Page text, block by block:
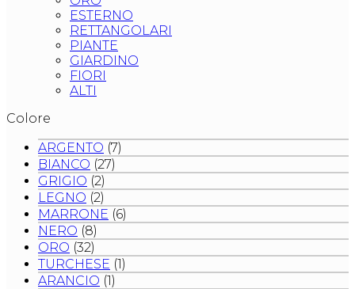
ESTERNO
RETTANGOLARI
PIANTE
GIARDINO
FIORI
ALTI
Colore
ARGENTO (7)
BIANCO (27)
GRIGIO (2)
LEGNO (2)
MARRONE (6)
NERO (8)
ORO (32)
TURCHESE (1)
ARANCIO (1)